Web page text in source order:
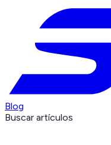
Blog
Buscar artículos